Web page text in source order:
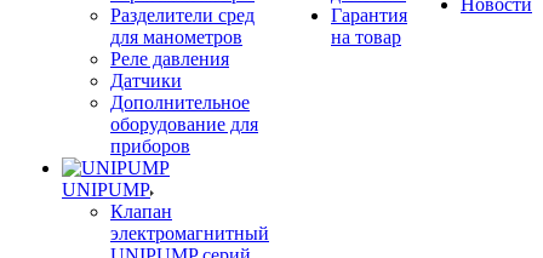
Разделители сред
для манометров
Реле давления
Датчики
Дополнительное
оборудование для
приборов
UNIPUMP
Клапан
электромагнитный
Гарантия
на товар
Новости